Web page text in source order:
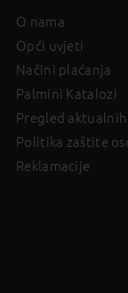
O nama
Opći uvjeti
Načini plaćanja
Palmini Katalozi
Pregled
Politika zaštite
Reklamacije